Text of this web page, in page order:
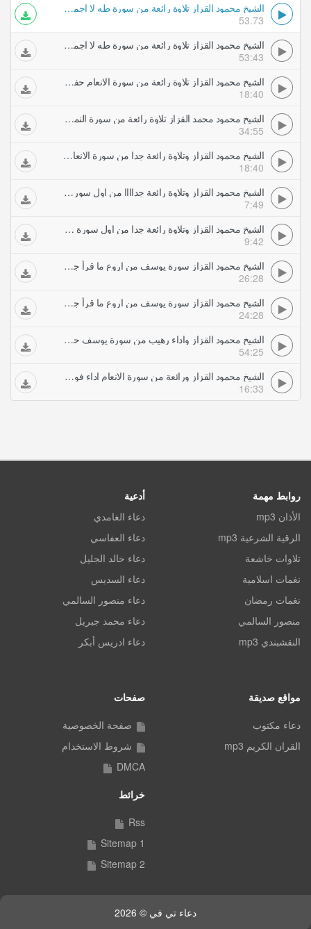
الشيخ محمود القزاز تلاوة رائعة من سورة طه لا اجمل من ذلك حفلات تلاوات مجودة
53.73
الشيخ محمود القزاز تلاوة رائعة من سورة طه لا اجمل من ذلك حفلات تلاوات مجودة
53:43
الشيخ محمود القزاز تلاوة رائعة من سورة الانعام حفلات تلاوات مجودة
18:40
الشيخ محمود محمد القزاز تلاوة رائعة من سورة النمل حفلات تلاوات مجودة
34:55
الشيخ محمود القزاز وتلاوة رائعة جدا من سورة الانعام حفلات تلاوات مجودة
18:40
الشيخ محمود القزاز وتلاوة رائعة جداااا من اول سورة يونس واداء اسطورى حفلات تلاوات مجودة
7:49
الشيخ محمود القزاز وتلاوة رائعة جدا من اول سورة يونس واداء اسطورى حفلات تلاوات مجودة
9:42
الشيخ محمود القزاز سورة يوسف من اروع ما قرأ جزء اول حفلات تلاوات مجودة
26:28
الشيخ محمود القزاز سورة يوسف من اروع ما قرأ جزء ثانى حفلات تلاوات مجودة
24:28
الشيخ محمود القزاز واداء رهيب من سورة يوسف حفلات تلاوات مجودة
54:25
الشيخ محمود القزاز ورائعة من سورة الانعام اداء فوق السحاب حفلات تلاوات مجودة
16:33
روابط مهمة
الأذان mp3
الرقية الشرعية mp3
تلاوات خاشعة
نغمات اسلامية
نغمات رمضان
منصور السالمي
النقشبندي mp3
أدعية
دعاء الغامدي
دعاء العفاسي
دعاء خالد الجليل
دعاء السديس
دعاء منصور السالمي
دعاء محمد جبريل
دعاء ادريس أبكر
مواقع صديقة
دعاء مكتوب
القران الكريم mp3
صفحات
صفحة الخصوصية
شروط الاستخدام
DMCA
خرائط
Rss
Sitemap 1
Sitemap 2
دعاء تي في © 2026